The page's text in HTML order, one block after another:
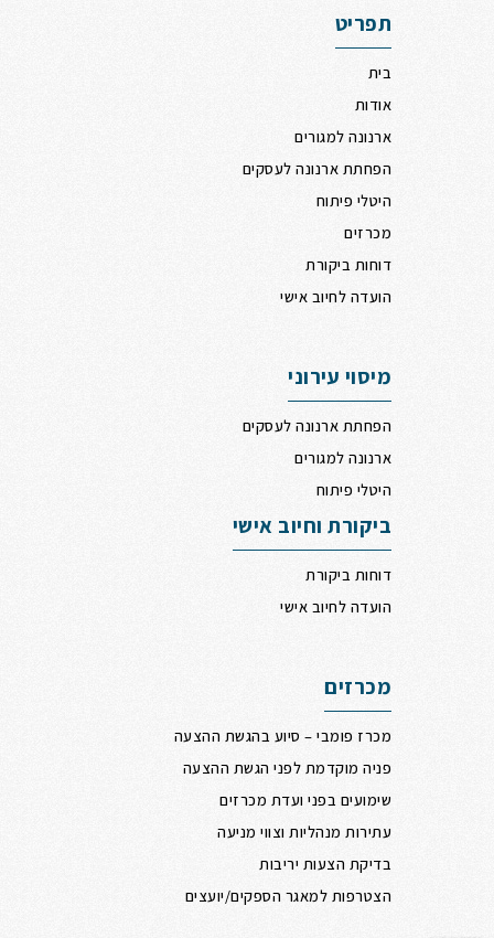
תפריט
בית
אודות
ארנונה למגורים
הפחתת ארנונה לעסקים
היטלי פיתוח
מכרזים
דוחות ביקורת
הועדה לחיוב אישי
מיסוי עירוני
הפחתת ארנונה לעסקים
ארנונה למגורים
היטלי פיתוח
ביקורת וחיוב אישי
דוחות ביקורת
הועדה לחיוב אישי
מכרזים
מכרז פומבי – סיוע בהגשת ההצעה
פניה מוקדמת לפני הגשת ההצעה
שימועים בפני ועדת מכרזים
עתירות מנהליות וצווי מניעה
בדיקת הצעות יריבות
הצטרפות למאגר הספקים/יועצים